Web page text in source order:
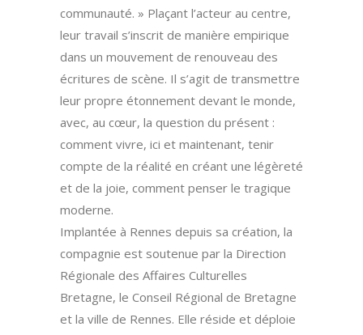
communauté. » Plaçant l’acteur au centre,
leur travail s’inscrit de manière empirique
dans un mouvement de renouveau des
écritures de scène. Il s’agit de transmettre
leur propre étonnement devant le monde,
avec, au cœur, la question du présent :
comment vivre, ici et maintenant, tenir
compte de la réalité en créant une légèreté
et de la joie, comment penser le tragique
moderne.
Implantée à Rennes depuis sa création, la
compagnie est soutenue par la Direction
Régionale des Affaires Culturelles
Bretagne, le Conseil Régional de Bretagne
et la ville de Rennes. Elle réside et déploie